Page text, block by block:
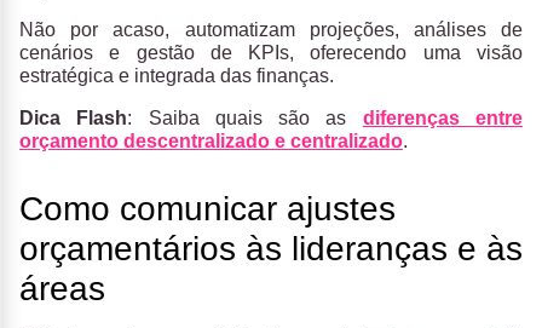
Não por acaso, automatizam projeções, análises de
cenários e gestão de KPIs, oferecendo uma visão
estratégica e integrada das finanças.
Dica Flash: Saiba quais são as diferenças entre
orçamento descentralizado e centralizado.
Como comunicar ajustes
orçamentários às lideranças e às
áreas